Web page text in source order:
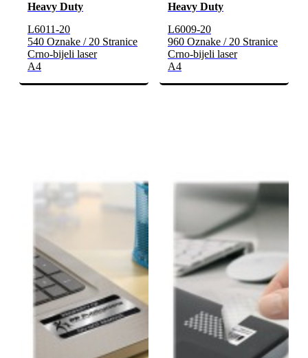
Heavy Duty
L6011-20
540 Oznake / 20 Stranice
Crno-bijeli laser
A4
Heavy Duty
L6009-20
960 Oznake / 20 Stranice
Crno-bijeli laser
A4